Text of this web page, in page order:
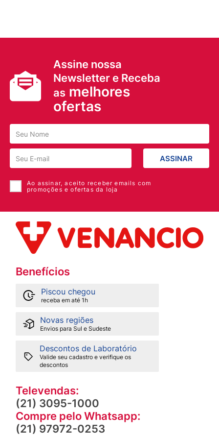
Assine nossa
Newsletter e Receba
as melhores
ofertas
ASSINAR
Ao assinar, aceito receber emails com
promoções e ofertas da loja
Benefícios
Piscou chegou
receba em até 1h
Novas regiões
Envios para Sul e Sudeste
Descontos de Laboratório
Valide seu cadastro e verifique os
descontos
Televendas:
(21) 3095-1000
Compre pelo Whatsapp:
(21) 97972-0253